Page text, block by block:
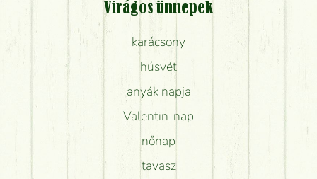
Virágos ünnepek
karácsony
húsvét
anyák napja
Valentin-nap
nőnap
tavasz